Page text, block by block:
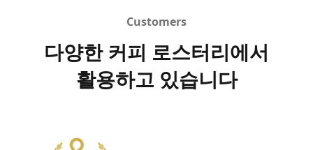
Customers
다양한 커피 로스터리에서
활용하고 있습니다